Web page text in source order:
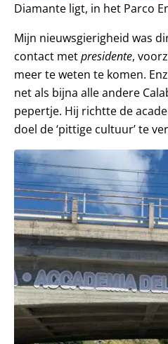
Diamante ligt, in het Parco
Mijn nieuwsgierigheid was
contact metpresidente,
meer te weten te komen.
net als bijna alle andere
pepertje. Hij richtte de
doel de ‘pittige cultuur’ te